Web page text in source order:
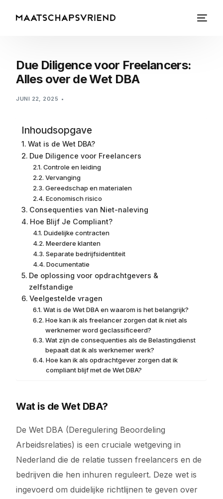
Due Diligence voor Freelancers:
Alles over de Wet DBA
JUNI 22, 2025
Inhoudsopgave
Wat is de Wet DBA?
Due Diligence voor Freelancers
Controle en leiding
Vervanging
Gereedschap en materialen
Economisch risico
Consequenties van Niet-naleving
Hoe Blijf Je Compliant?
Duidelijke contracten
Meerdere klanten
Separate bedrijfsidentiteit
Documentatie
De oplossing voor opdrachtgevers &
zelfstandige
Veelgestelde vragen
Wat is de Wet DBA en waarom is het belangrijk?
Hoe kan ik als freelancer zorgen dat ik niet als
werknemer word geclassificeerd?
Wat zijn de consequenties als de Belastingdienst
bepaalt dat ik als werknemer werk?
Hoe kan ik als opdrachtgever zorgen dat ik
compliant blijf met de Wet DBA?
Wat is de Wet DBA?
De Wet DBA (Deregulering Beoordeling
Arbeidsrelaties) is een cruciale wetgeving in
Nederland die de relatie tussen freelancers en de
bedrijven die hen inhuren reguleert. Deze wet is
ingevoerd om duidelijke richtlijnen te geven over